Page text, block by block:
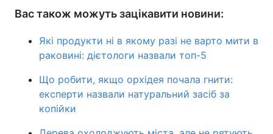
Вас також можуть зацікавити новини:
Які продукти ні в якому разі не варто мити в
раковині: дієтологи назвали топ-5
Що робити, якщо орхідея почала гнити:
експерти назвали натуральний засіб за
копійки